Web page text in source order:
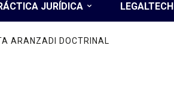
JURÍDICA LEGALTECH
ARANZADI DOCTRINAL